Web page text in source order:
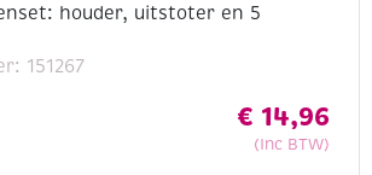
houder, uitstoter en 5
151267
€ 14,96
(Inc BTW)